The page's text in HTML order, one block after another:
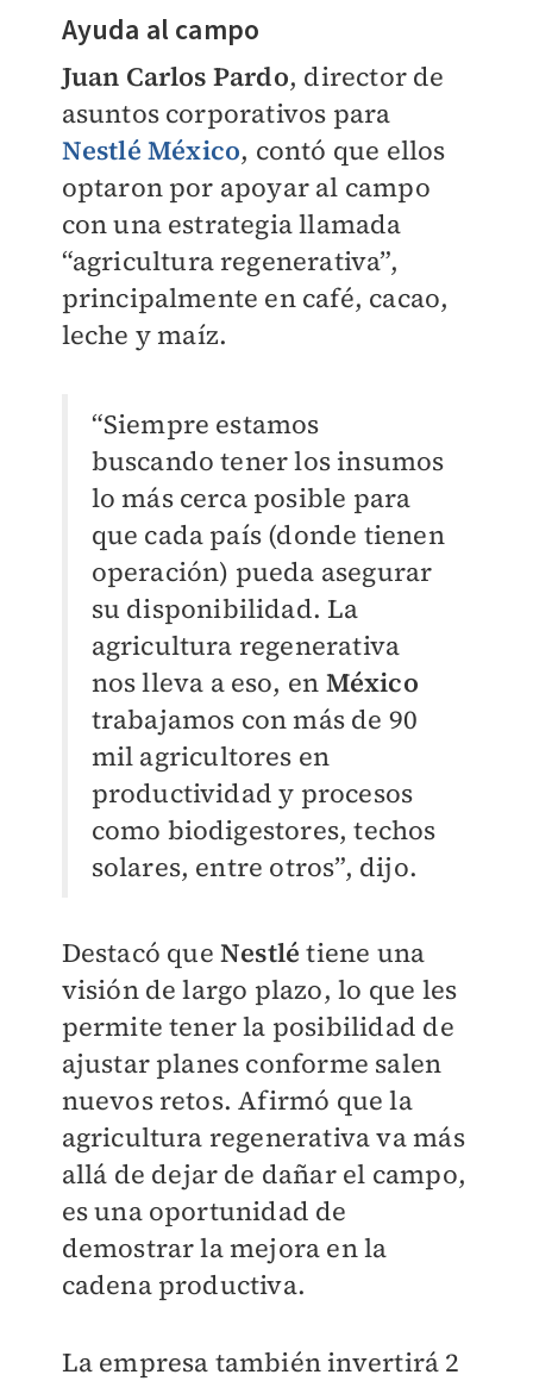
Ayuda al campo
Juan Carlos Pardo, director de
asuntos corporativos para
Nestlé México, contó que ellos
optaron por apoyar al campo
con una estrategia llamada
“agricultura regenerativa”,
principalmente en café, cacao,
leche y maíz.
“Siempre estamos
buscando tener los insumos
lo más cerca posible para
que cada país (donde tienen
operación) pueda asegurar
su disponibilidad. La
agricultura regenerativa
nos lleva a eso, en México
trabajamos con más de 90
mil agricultores en
productividad y procesos
como biodigestores, techos
solares, entre otros”, dijo.
Destacó que Nestlé tiene una
visión de largo plazo, lo que les
permite tener la posibilidad de
ajustar planes conforme salen
nuevos retos. Afirmó que la
agricultura regenerativa va más
allá de dejar de dañar el campo,
es una oportunidad de
demostrar la mejora en la
cadena productiva.
La empresa también invertirá 2